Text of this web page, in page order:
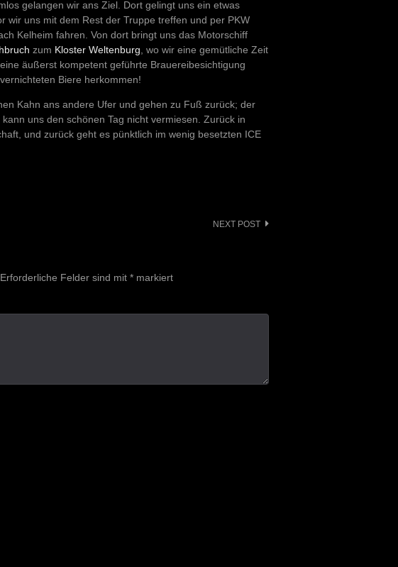
gelangen wir ans Ziel. Dort gelingt uns ein etwas
wir uns mit dem Rest der Truppe treffen und per PKW
Kelheim fahren. Von dort bringt uns das Motorschiff
zum Kloster Weltenburg , wo wir eine gemütliche Zeit
äußerst kompetent geführte Brauereibesichtigung
Biere herkommen!
Kahn ans andere Ufer und gehen zu Fuß zurück; der
uns den schönen Tag nicht vermiesen. Zurück in
und zurück geht es pünktlich im wenig besetzten ICE
NEXT POST
Erforderliche Felder sind mit * markiert